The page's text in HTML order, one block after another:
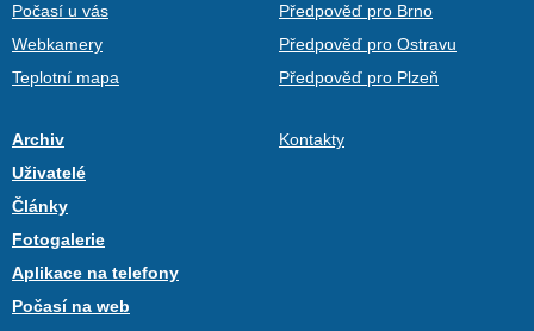
Počasí u vás
Webkamery
Teplotní mapa
Předpověď pro Brno
Předpověď pro Ostravu
Předpověď pro Plzeň
Archiv
Uživatelé
Články
Fotogalerie
Aplikace na telefony
Počasí na web
Kontakty